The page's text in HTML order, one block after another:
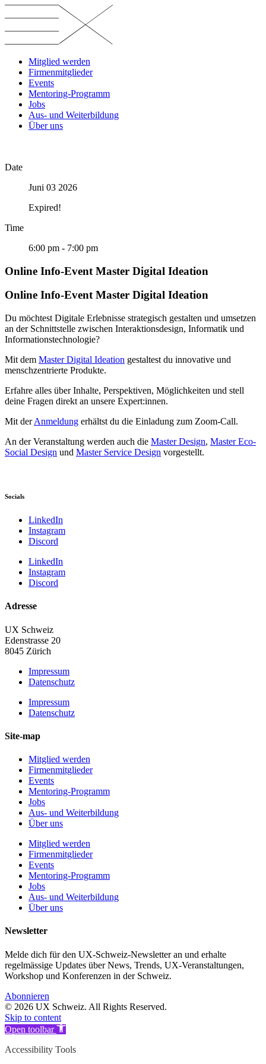
to
content
Mitglied werden
Firmenmitglieder
Events
Mentoring-Programm
Jobs
Aus- und Weiterbildung
Über uns
Date
Juni 03 2026
Expired!
Time
6:00 pm - 7:00 pm
Online Info-Event Master Digital Ideation
Online Info-Event Master Digital Ideation
Du möchtest Digitale Erlebnisse strategisch gestalten und umsetzen
an der Schnittstelle zwischen Interaktionsdesign, Informatik und
Informationstechnologie?
Mit dem Master Digital Ideation gestaltest du innovative und
menschzentrierte Produkte.
Erfahre alles über Inhalte, Perspektiven, Möglichkeiten und stell
deine Fragen direkt an unsere Expert:innen.
Mit derAnmeldung erhältst du die Einladung zum Zoom-Call.
An der Veranstaltung werden auch die Master Design, Master Eco-
Social Design und Master Service Design vorgestellt.
Socials
LinkedIn
Instagram
Discord
LinkedIn
Instagram
Discord
Adresse
UX Schweiz
Edenstrasse 20
8045 Zürich
Impressum
Datenschutz
Impressum
Datenschutz
Site-map
Mitglied werden
Firmenmitglieder
Events
Mentoring-Programm
Jobs
Aus- und Weiterbildung
Über uns
Mitglied werden
Firmenmitglieder
Events
Mentoring-Programm
Jobs
Aus- und Weiterbildung
Über uns
Newsletter
Melde dich für den UX-Schweiz-Newsletter an und erhalte
regelmässige Updates über News, Trends, UX-Veranstaltungen,
Workshop und Konferenzen in der Schweiz.
Abonnieren
© 2026 UX Schweiz. All Rights Reserved.
Skip to content
Open toolbar
Accessibility Tools